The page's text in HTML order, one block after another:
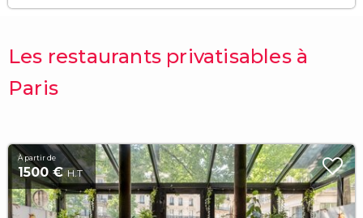
Les restaurants privatisables à
Paris
À partir de
1500 €H.T